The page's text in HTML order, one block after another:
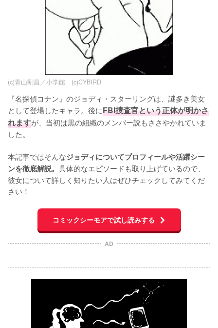
(c)青山剛昌／小学館 (c)CYBIRD
『名探偵コナン』のジョディ・スターリングは、謎多き美女
として登場したキャラ。後にFBI捜査官という正体が明かさ
れますが、当初は黒の組織のメンバー説もささやかれていま
した。
本記事ではそんなジョディについてプロフィールや活躍シー
ンを徹底解説。 具体的なエピソードも取り上げているので、
彼女について詳しく知りたい人はぜひチェックしてみてくだ
さい！
コミックシーモアで試し読みする
AD